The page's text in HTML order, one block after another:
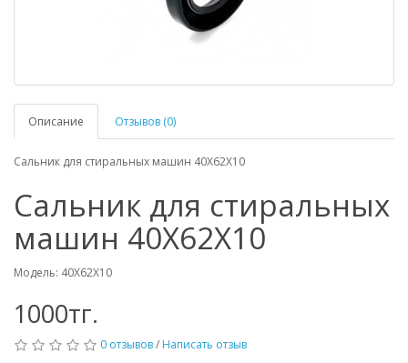
Описание Отзывов (0)
Сальник для стиральных машин 40X62X10
Сальник для стиральных
машин 40X62X10
Модель: 40X62X10
1000тг.
0 отзывов/ Написать отзыв